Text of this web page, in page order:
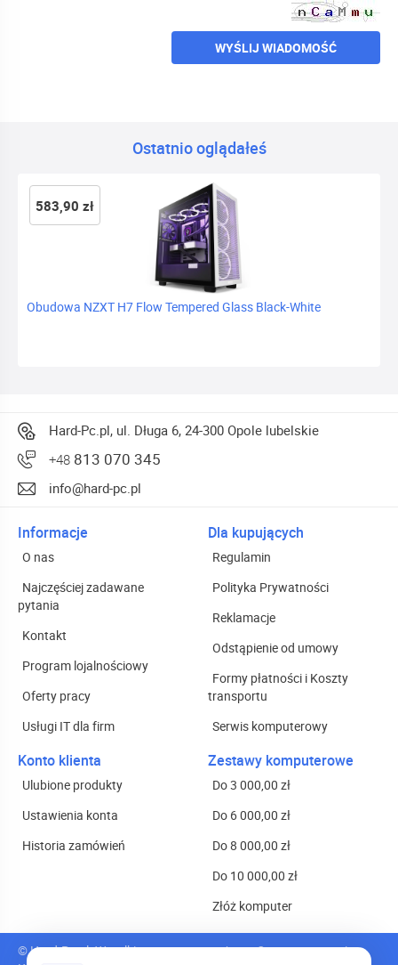
WYŚLIJ WIADOMOŚĆ
Ostatnio oglądałeś
Obudowa NZXT H7 Flow Tempered Glass Black-White
583,90 zł
Hard-Pc.pl, ul. Długa 6, 24-300 Opole lubelskie
+48 813 070 345
info@hard-pc.pl
Informacje
O nas
Najczęściej zadawane
pytania
Kontakt
Program lojalnościowy
Oferty pracy
Usługi IT dla firm
Dla kupujących
Regulamin
Polityka Prywatności
Reklamacje
Odstąpienie od umowy
Formy płatności i Koszty
transportu
Serwis komputerowy
Konto klienta
Ulubione produkty
Ustawienia konta
Historia zamówień
Zestawy komputerowe
Do 3 000,00 zł
Do 6 000,00 zł
Do 8 000,00 zł
Do 10 000,00 zł
Złóż komputer
© Hard-Pc.pl. Wszelkie prawa zastrzeżone.Oprogramowanie